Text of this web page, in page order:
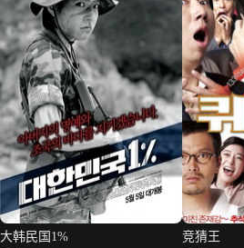
大韩民国1%
竞猜王